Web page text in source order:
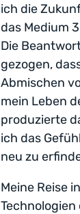
ich die
das Medium
Die
gezogen,
Abmischen
mein Leben
produzierte
ich das
neu zu
Meine Reise